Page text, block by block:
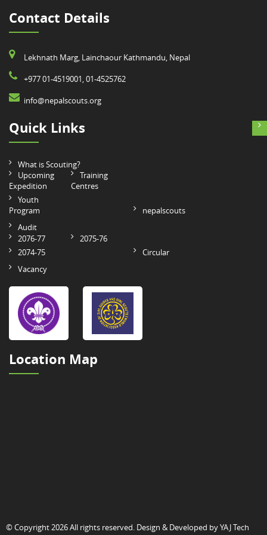
Contact Details
Lekhnath Marg, Lainchaour Kathmandu, Nepal
+977 01-4519001, 01-4525762
info@nepalscouts.org
Quick Links
What is Scouting?
Upcoming
Expedition
Training
Centres
Youth
Program
nepalscouts
Audit
2076-77
2075-76
2074-75
Circular
Vacancy
Location Map
© Copyright 2026 All rights reserved. Design & Developed byYAJ Tech